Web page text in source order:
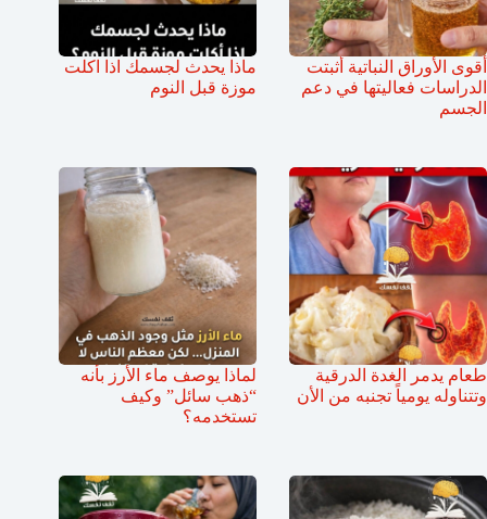
أقوى الأوراق النباتية أثبتت
الدراسات فعاليتها في دعم
الجسم
ماذا يحدث لجسمك اذا اكلت
موزة قبل النوم
طعام يدمر الغدة الدرقية
وتتناوله يومياً تجنبه من الأن
لماذا يوصف ماء الأرز بأنه
“ذهب سائل” وكيف
تستخدمه؟